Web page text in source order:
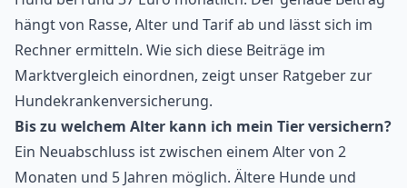
hängt von Rasse, Alter und Tarif ab und lässt sich im
Rechner ermitteln. Wie sich diese Beiträge im
Marktvergleich einordnen, zeigt unser Ratgeber zur
Hundekrankenversicherung.
Bis zu welchem Alter kann ich mein Tier versichern?
Ein Neuabschluss ist zwischen einem Alter von 2
Monaten und 5 Jahren möglich. Ältere Hunde und